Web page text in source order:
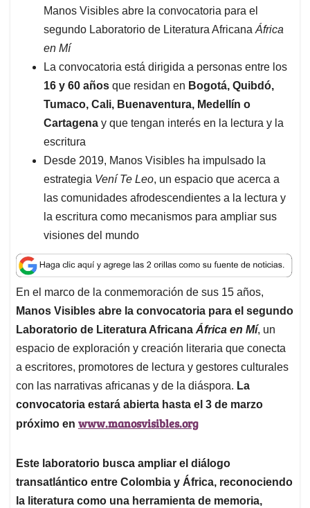
e
b
o
k
k
e
n
i
l
e
a
Manos Visibles abre la convocatoria para el
segundo Laboratorio de Literatura Africana África
en Mí
La convocatoria está dirigida a personas entre los
16 y 60 años que residan en Bogotá, Quibdó,
Tumaco, Cali, Buenaventura, Medellín o
Cartagena y que tengan interés en la lectura y la
escritura
Desde 2019, Manos Visibles ha impulsado la
estrategia Vení Te Leo, un espacio que acerca a
las comunidades afrodescendientes a la lectura y
la escritura como mecanismos para ampliar sus
visiones del mundo
En el marco de la conmemoración de sus 15 años,
Manos Visibles abre la convocatoria para el segundo
Laboratorio de Literatura Africana África en Mí, un
espacio de exploración y creación literaria que conecta
a escritores, promotores de lectura y gestores culturales
con las narrativas africanas y de la diáspora. La
convocatoria estará abierta hasta el 3 de marzo
próximo en www.manosvisibles.org
Este laboratorio busca ampliar el diálogo
transatlántico entre Colombia y África, reconociendo
la literatura como una herramienta de memoria,